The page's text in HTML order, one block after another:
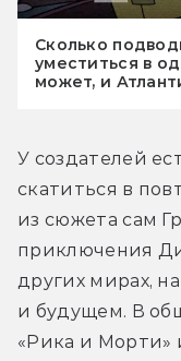
Сколько
уместиться в
может, и
У создателей
скатиться в
из сюжета сам
приключения
других мирах,
и будущем. В
«Рика и Морти»